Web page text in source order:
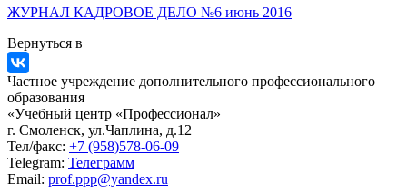
ЖУРНАЛ КАДРОВОЕ ДЕЛО №6 июнь 2016
Вернуться в
Частное учреждение дополнительного профессионального
образования
«Учебный центр «Профессионал»
г. Смоленск, ул.Чаплина, д.12
Тел/факс: +7 (958)578-06-09
Telegram: Телеграмм
Email: prof.ppp@yandex.ru